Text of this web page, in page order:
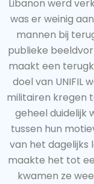
Libanon werd
was er weinig
mannen bij
publieke
maakt een
doel van UNIFIL
militairen kregen
geheel duidelijk
tussen hun
van het dagelijks
maakte het tot
kwamen ze